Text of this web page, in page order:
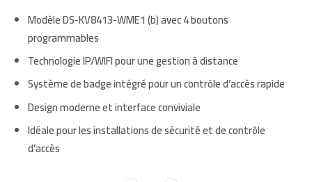
ModèleDS-KV8413-WME1 (b)avec 4 boutons
programmables
Technologie IP/WIFI pour une gestion à distance
Système de badge intégré pour un contrôle d’accès rapide
Design moderne et interface conviviale
Idéale pour les installations de sécurité et de contrôle
d’accès